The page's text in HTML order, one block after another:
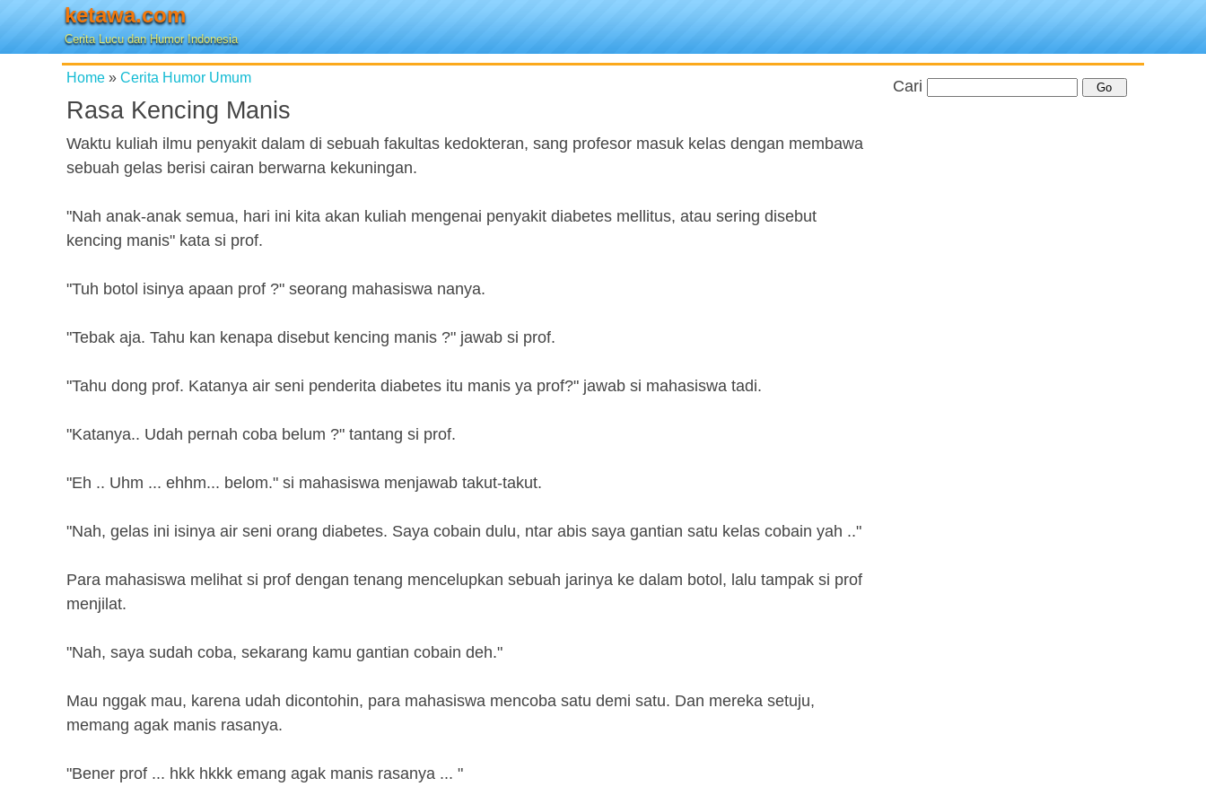
ketawa.com
Cerita Lucu dan Humor Indonesia
Home » Cerita Humor Umum
Rasa Kencing Manis
Waktu kuliah ilmu penyakit dalam di sebuah fakultas kedokteran, sang profesor masuk kelas dengan membawa
sebuah gelas berisi cairan berwarna kekuningan.
"Nah anak-anak semua, hari ini kita akan kuliah mengenai penyakit diabetes mellitus, atau sering disebut
kencing manis" kata si prof.
"Tuh botol isinya apaan prof ?" seorang mahasiswa nanya.
"Tebak aja. Tahu kan kenapa disebut kencing manis ?" jawab si prof.
"Tahu dong prof. Katanya air seni penderita diabetes itu manis ya prof?" jawab si mahasiswa tadi.
"Katanya.. Udah pernah coba belum ?" tantang si prof.
"Eh .. Uhm ... ehhm... belom." si mahasiswa menjawab takut-takut.
"Nah, gelas ini isinya air seni orang diabetes. Saya cobain dulu, ntar abis saya gantian satu kelas cobain yah .."
Para mahasiswa melihat si prof dengan tenang mencelupkan sebuah jarinya ke dalam botol, lalu tampak si prof
menjilat.
"Nah, saya sudah coba, sekarang kamu gantian cobain deh."
Mau nggak mau, karena udah dicontohin, para mahasiswa mencoba satu demi satu. Dan mereka setuju,
memang agak manis rasanya.
"Bener prof ... hkk hkkk emang agak manis rasanya ... "
Cari